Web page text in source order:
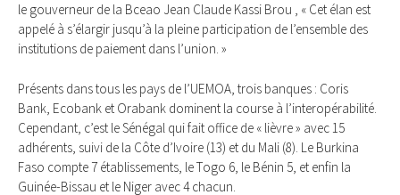
le gouverneur de la Bceao Jean Claude Kassi Brou , « Cet élan est
appelé à s’élargir jusqu’à la pleine participation de l’ensemble des
institutions de paiement dans l’union. »
Présents dans tous les pays de l’UEMOA, trois banques : Coris
Bank, Ecobank et Orabank dominent la course à l’interopérabilité.
Cependant, c’est le Sénégal qui fait office de « lièvre » avec 15
adhérents, suivi de la Côte d’Ivoire (13) et du Mali (8). Le Burkina
Faso compte 7 établissements, le Togo 6, le Bénin 5, et enfin la
Guinée-Bissau et le Niger avec 4 chacun.